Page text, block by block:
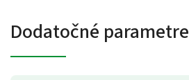
Dodatočné parametre